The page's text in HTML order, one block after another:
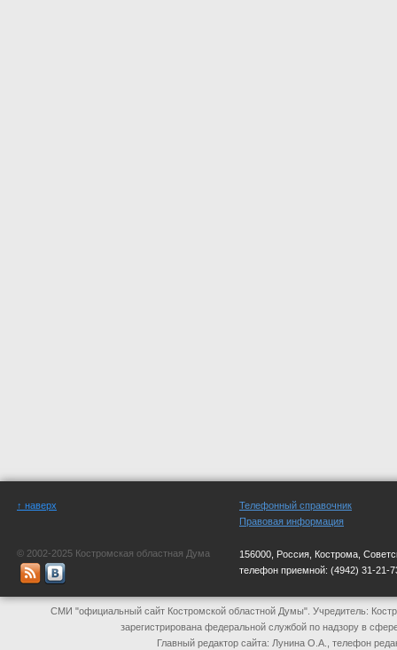
↑ наверх
© 2002-2025 Костромская областная Дума
Телефонный справочник
Правовая информация
156000, Россия, Кострома,
телефон приемной: (4942) 31-21-
СМИ "официальный сайт Костромской областной Думы". Учредитель:
зарегистрирована федеральной службой по надзору в
Главный редактор сайта: Лунина О.А., телефон